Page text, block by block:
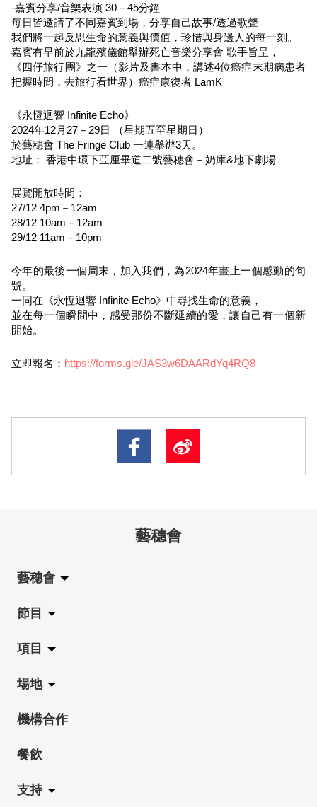
-嘉賓分享/音樂表演 30－45分鐘
每日皆邀請了不同嘉賓到場，分享自己故事/透過歌聲
我們將一起反思生命的意義與價值，珍惜與身邊人的每一刻。
嘉賓有早前於九龍殯儀館舉辦死亡音樂分享會 歌手旨呈，
《四仔旅行團》之一（影片及書本中，講述4位癌症末期病患者
把握時間，去旅行看世界）癌症康復者 LamK
《永恆迴響 Infinite Echo》
2024年12月27－29日 （星期五至星期日）
於藝穗會 The Fringe Club 一連舉辦3天。
地址： 香港中環下亞厘畢道二號藝穗會－奶庫&地下劇場
展覽開放時間：
27/12 4pm－12am
28/12 10am－12am
29/12 11am－10pm
今年的最後一個周末，加入我們，為2024年畫上一個感動的句
號。
一同在《永恆迴響 Infinite Echo》中尋找生命的意義，
並在每一個瞬間中，感受那份不斷延續的愛，讓自己有一個新
開始。
立即報名： https://forms.gle/JAS3w6DAARdYq4RQ8
藝穗會
藝穗會
關於藝穗會
藝穗會的演化
使命與宗旨
藝穗會架構
檔案庫
藝穗網誌
節目
拉闊
展覽
演出
活動
工作坊
項目
Jazz-Go-Central, Jazz-Go-Fringe
LPL
2015-16 藝術場地資助計劃
2015 照亮香港在新加坡
場地
陳麗玲畫廊
奶庫
地下劇場
機構合作
餐飲
支持